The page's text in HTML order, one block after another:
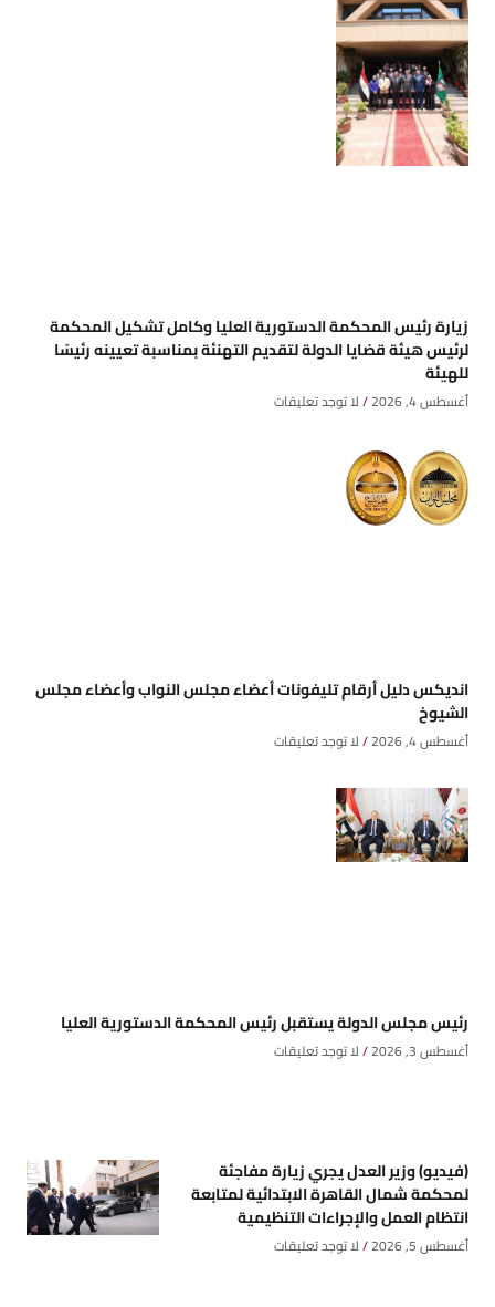
زيارة رئيس المحكمة الدستورية العليا وكامل تشكيل المحكمة
لرئيس هيئة قضايا الدولة لتقديم التهنئة بمناسبة تعيينه رئيسًا
للهيئة
أغسطس 4, 2026 لا توجد تعليقات
انديكس دليل أرقام تليفونات أعضاء مجلس النواب وأعضاء مجلس
الشيوخ
أغسطس 4, 2026 لا توجد تعليقات
رئيس مجلس الدولة يستقبل رئيس المحكمة الدستورية العليا
أغسطس 3, 2026 لا توجد تعليقات
(فيديو) وزير العدل يجري زيارة مفاجئة
لمحكمة شمال القاهرة الابتدائية لمتابعة
انتظام العمل والإجراءات التنظيمية
أغسطس 5, 2026 لا توجد تعليقات